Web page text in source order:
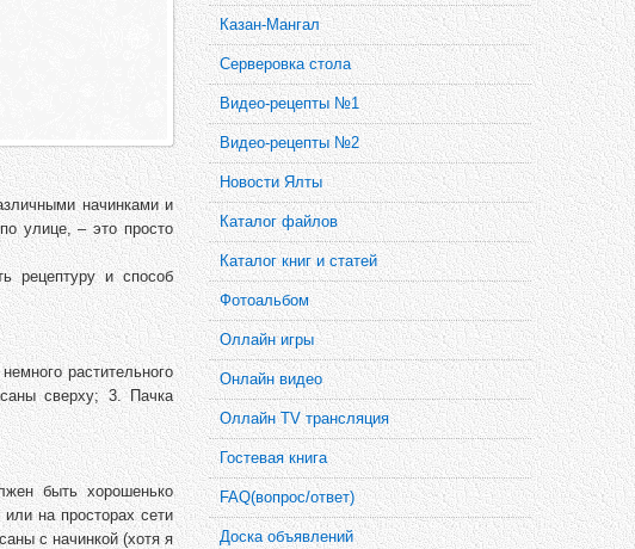
начинками и
улице, – это просто
рецептуру и способ
растительного
сверху; 3. Пачка
быть хорошенько
на просторах сети
с начинкой (хотя я
Казан-Мангал
Серверовка стола
Видео-рецепты №1
Видео-рецепты №2
Новости Ялты
Каталог файлов
Каталог книг и статей
Фотоальбом
Оллайн игры
Онлайн видео
Оллайн TV трансляция
Гостевая книга
FAQ(вопрос/ответ)
Доска объявлений